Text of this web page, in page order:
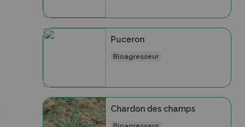
Puceron
Bioagresseur
Chardon des champs